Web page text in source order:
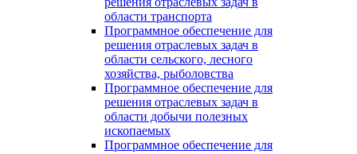
области транспорта
Программное обеспечение для
решения отраслевых задач в
области сельского, лесного
хозяйства, рыболовства
Программное обеспечение для
решения отраслевых задач в
области добычи полезных
ископаемых
Программное обеспечение для